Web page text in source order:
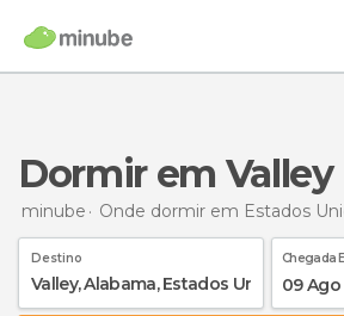
Dormir em Valley
minube Onde dormir em Estados
Destino Chegada
09 Ago